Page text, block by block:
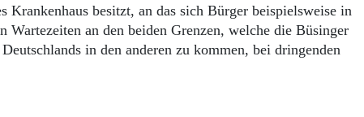
Krankenhaus besitzt, an das sich Bürger beispielsweise in
an den beiden Grenzen, welche die Büsinger
in den anderen zu kommen, bei dringenden